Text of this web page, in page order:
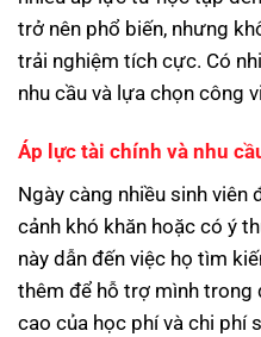
trở nên phổ biến, nhưng
trải nghiệm tích cực. Có
nhu cầu và lựa chọn công
Áp lực tài chính và nhu
Ngày càng nhiều sinh viên
cảnh khó khăn hoặc có ý
này dẫn đến việc họ tìm
thêm để hỗ trợ mình trong
cao của học phí và chi phí